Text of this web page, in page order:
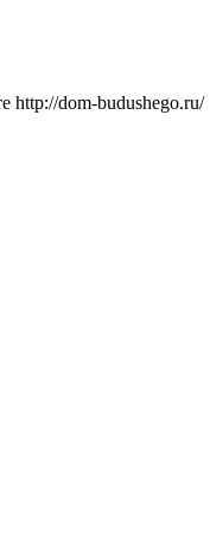
http://dom-budushego.ru/